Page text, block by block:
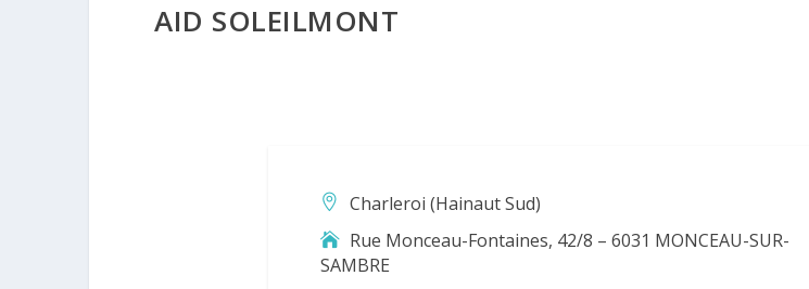
AID SOLEILMONT
Charleroi (Hainaut Sud)
Rue Monceau-Fontaines, 42/8 – 6031 MONCEAU-SUR-
SAMBRE